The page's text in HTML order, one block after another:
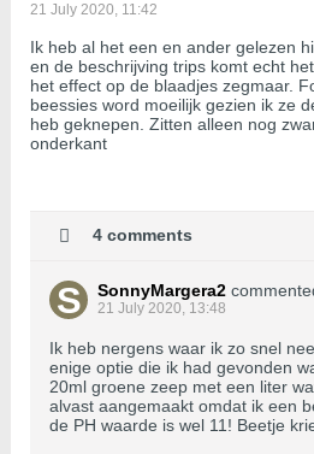
21 July 2020, 11:42
Ik heb al het een en ander gelezen
en de beschrijving trips komt echt
het effect op de blaadjes zegmaar.
beessies word moeilijk gezien ik ze
heb geknepen. Zitten alleen nog
onderkant
4 comments
SonnyMargera2
21 July 2020, 13:48
Ik heb nergens waar ik zo snel
enige optie die ik had gevonden
20ml groene zeep met een liter
alvast aangemaakt omdat ik een
de PH waarde is wel 11! Beetje